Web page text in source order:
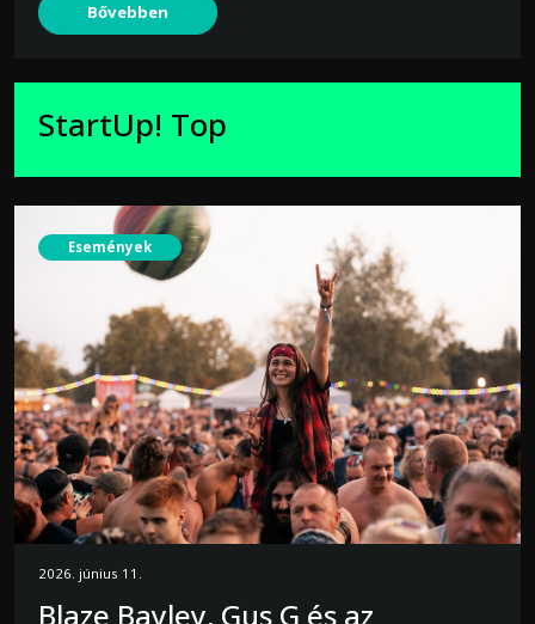
Bővebben
StartUp! Top
Események
2026. június 11.
Blaze Bayley, Gus G és az